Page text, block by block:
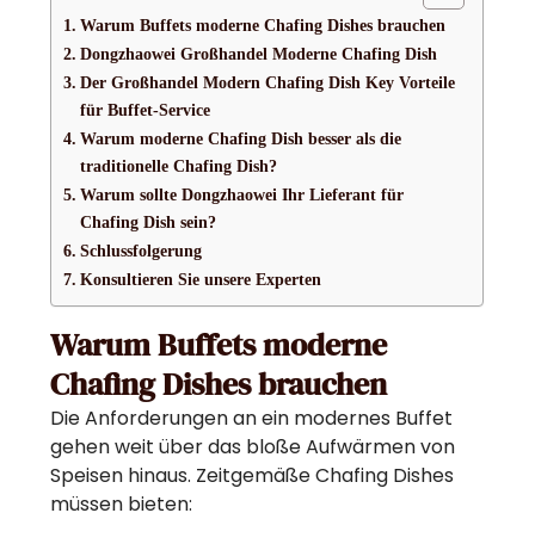
Warum Buffets moderne Chafing Dishes brauchen
Dongzhaowei Großhandel Moderne Chafing Dish
Der Großhandel Modern Chafing Dish Key Vorteile
für Buffet-Service
Warum moderne Chafing Dish besser als die
traditionelle Chafing Dish?
Warum sollte Dongzhaowei Ihr Lieferant für
Chafing Dish sein?
Schlussfolgerung
Konsultieren Sie unsere Experten
Warum Buffets moderne
Chafing Dishes brauchen
Die Anforderungen an ein modernes Buffet
gehen weit über das bloße Aufwärmen von
Speisen hinaus. Zeitgemäße Chafing Dishes
müssen bieten: